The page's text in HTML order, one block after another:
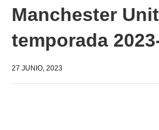
Manchester
temporada
27 JUNIO, 2023